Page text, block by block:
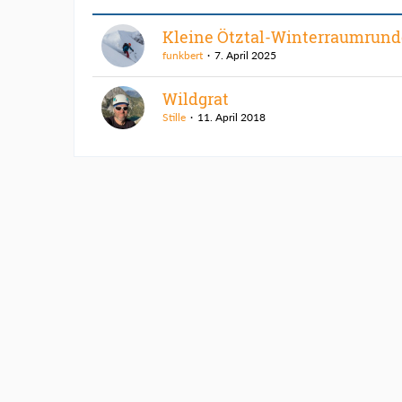
Kleine Ötztal-
funkbert 7. April 2025
Wildgrat
Stille 11. April 2018